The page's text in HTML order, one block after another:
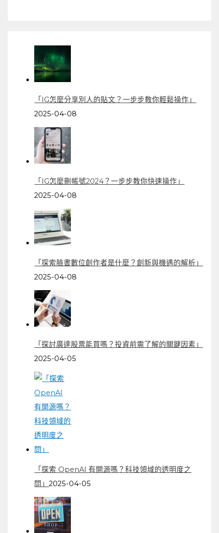
「IG怎麼分享別人的貼文？一步步教你輕鬆操作」
2025-04-08
「IG怎麼刪帳號2024？一步步教你快速操作」
2025-04-08
「探索臉書數位創作者是什麼？創新與機遇的解析」
2025-04-08
「探討廣達股票能買嗎？投資前需了解的關鍵因素」
2025-04-05
「探索 OpenAI 有開源嗎？科技領域的透明度之
問」2025-04-05